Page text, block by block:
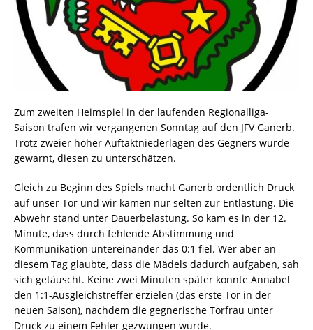
Zum zweiten Heimspiel in der laufenden Regionalliga-
Saison trafen wir vergangenen Sonntag auf den JFV Ganerb.
Trotz zweier hoher Auftaktniederlagen des Gegners wurde
gewarnt, diesen zu unterschätzen.
Gleich zu Beginn des Spiels macht Ganerb ordentlich Druck
auf unser Tor und wir kamen nur selten zur Entlastung. Die
Abwehr stand unter Dauerbelastung. So kam es in der 12.
Minute, dass durch fehlende Abstimmung und
Kommunikation untereinander das 0:1 fiel. Wer aber an
diesem Tag glaubte, dass die Mädels dadurch aufgaben, sah
sich getäuscht. Keine zwei Minuten später konnte Annabel
den 1:1-Ausgleichstreffer erzielen (das erste Tor in der
neuen Saison), nachdem die gegnerische Torfrau unter
Druck zu einem Fehler gezwungen wurde.